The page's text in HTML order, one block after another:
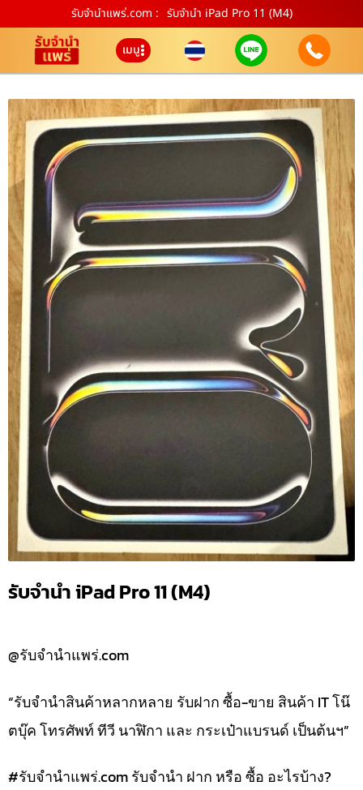
รับจํานําแพร่.com : รับจำนำ iPad Pro 11 (M4)
เมนู
รับจำนำ iPad Pro 11 (M4)
@รับจำนำแพร่.com
“รับจำนำสินค้าหลากหลาย รับฝาก ซื้อ-ขาย สินค้า IT โน๊
ตบุ๊ค โทรศัพท์ ทีวี นาฬิกา และ กระเป๋าแบรนด์ เป็นต้นฯ”
#รับจํานําแพร่.com รับจำนำ ฝาก หรือ ซื้อ อะไรบ้าง?